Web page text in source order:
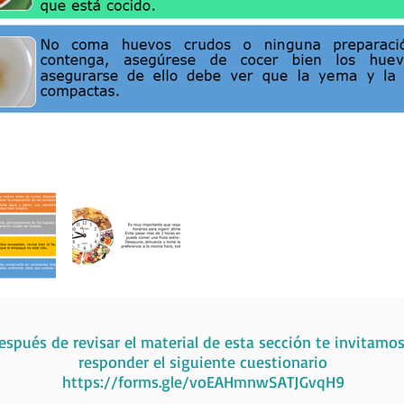
de revisar el material de esta sección te
responder el siguiente cuestionario
https://forms.gle/voEAHmnwSATJGvqH9